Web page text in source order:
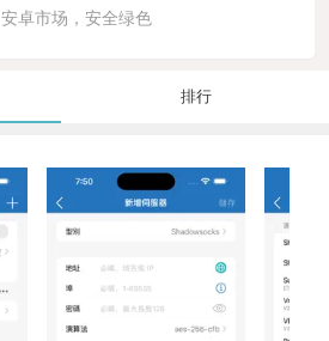
安卓市场，安全绿色
排行